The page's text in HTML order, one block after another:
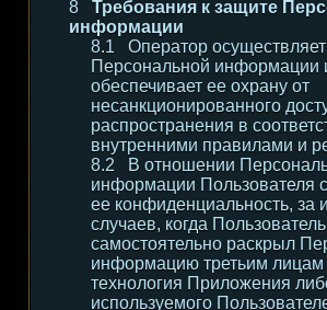
Требования к защите
информации
Оператор
Персональной информации
обеспечивает ее охрану от
несанкционированного
распространения в
внутренними правилами и
В отношении
информации Пользователя
ее конфиденциальность, за
случаев, когда Пользователь
самостоятельно раскрыл
информацию третьим лицам
технология Приложения
используемого